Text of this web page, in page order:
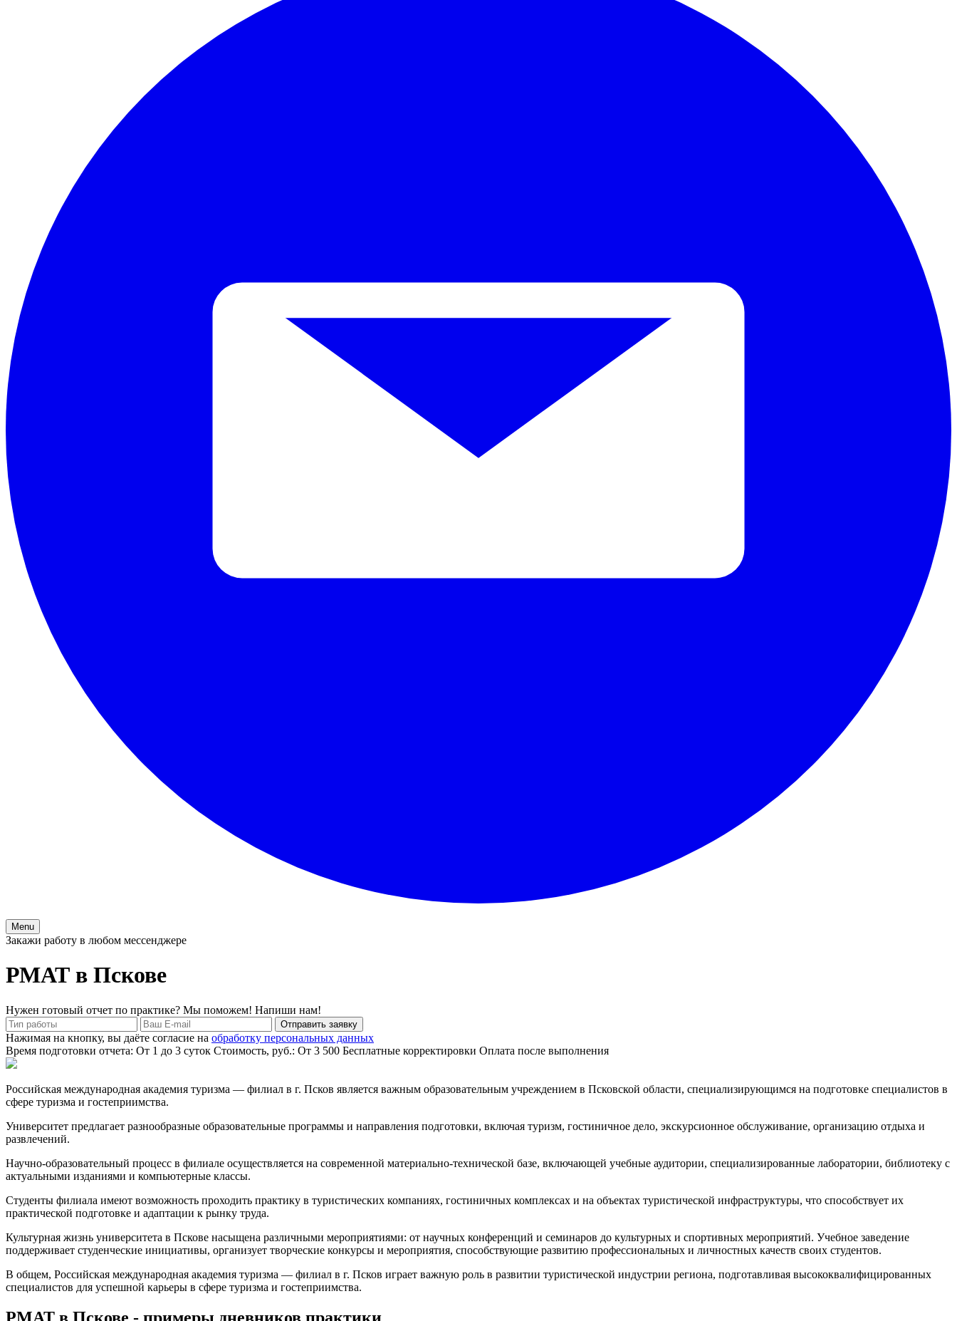
Menu
Закажи работу в любом мессенджере
РМАТ в Пскове
Нужен готовый отчет по практике? Мы поможем! Напиши нам!
Отправить заявку
Нажимая на кнопку, вы даёте согласие на обработку персональных данных
Время подготовки отчета: От 1 до 3 суток Стоимость, руб.: От 3 500 Бесплатные корректировки Оплата после выполнения
Российская международная академия туризма — филиал в г. Псков является важным образовательным учреждением в Псковской области, специализирующимся на подготовке специалистов в
сфере туризма и гостеприимства.
Университет предлагает разнообразные образовательные программы и направления подготовки, включая туризм, гостиничное дело, экскурсионное обслуживание, организацию отдыха и
развлечений.
Научно-образовательный процесс в филиале осуществляется на современной материально-технической базе, включающей учебные аудитории, специализированные лаборатории, библиотеку с
актуальными изданиями и компьютерные классы.
Студенты филиала имеют возможность проходить практику в туристических компаниях, гостиничных комплексах и на объектах туристической инфраструктуры, что способствует их
практической подготовке и адаптации к рынку труда.
Культурная жизнь университета в Пскове насыщена различными мероприятиями: от научных конференций и семинаров до культурных и спортивных мероприятий. Учебное заведение
поддерживает студенческие инициативы, организует творческие конкурсы и мероприятия, способствующие развитию профессиональных и личностных качеств своих студентов.
В общем, Российская международная академия туризма — филиал в г. Псков играет важную роль в развитии туристической индустрии региона, подготавливая высококвалифицированных
специалистов для успешной карьеры в сфере туризма и гостеприимства.
РМАТ в Пскове - примеры дневников практики